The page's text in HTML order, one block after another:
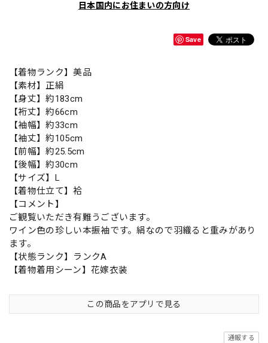
日本国内にお住まいの方向け
Save
【着物ランク】美品
【素材】正絹
【身丈】約183cm
【裄丈】約66cm
【袖幅】約33cm
【袖丈】約105cm
【前幅】約25.5cm
【後幅】約30cm
【サイズ】L
【着物仕立て】袷
【コメント】
ご観覧いただき有難うございます。
ワイン色の珍しい本振袖です。絹なので羽織ると重みがあり
ます。
【状態ランク】ランクA
【着物着用シーン】花嫁衣装
この商品をアプリで見る
通報する